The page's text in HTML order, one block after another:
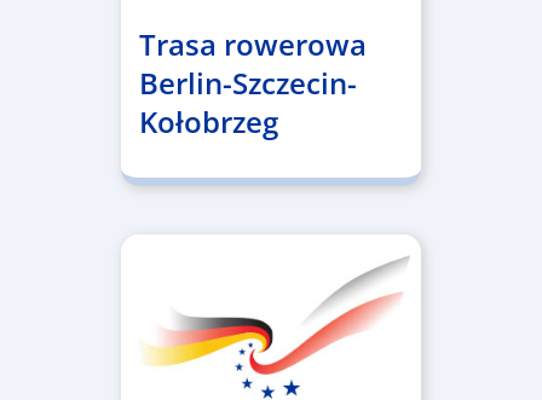
Trasa rowerowa
Berlin-Szczecin-
Kołobrzeg